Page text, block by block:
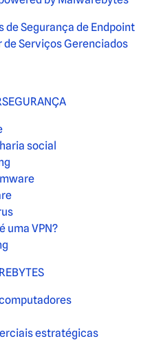
de Segurança de Endpoint
de Serviços Gerenciados
social
uma VPN?
estratégicas